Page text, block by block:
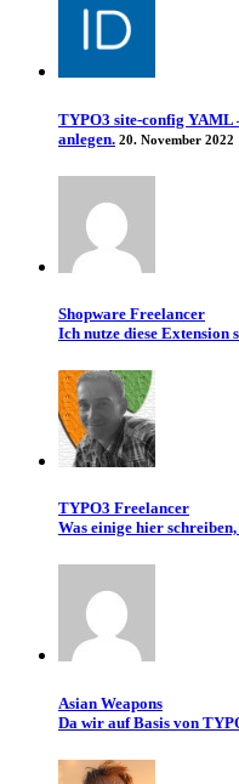
TYPO3 site-config YAML
anlegen. 20. November 2022
Shopware Freelancer
Ich nutze diese Extension
TYPO3 Freelancer
Was einige hier
Asian Weapons
Da wir auf Basis von